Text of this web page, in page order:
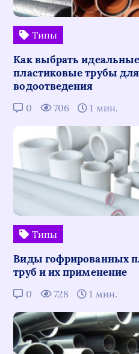
Типы
Как выбрать идеальные
пластиковые трубы
водоотведения
0 706 1 мин.
Типы
Виды гофрированных
труб и их применение
0 728 1 мин.